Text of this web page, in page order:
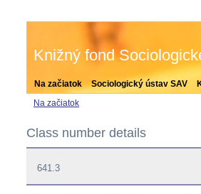
Na začiatok Sociologický ústav SAV
Knižný fond
Na začiatok
Class number details
641.3